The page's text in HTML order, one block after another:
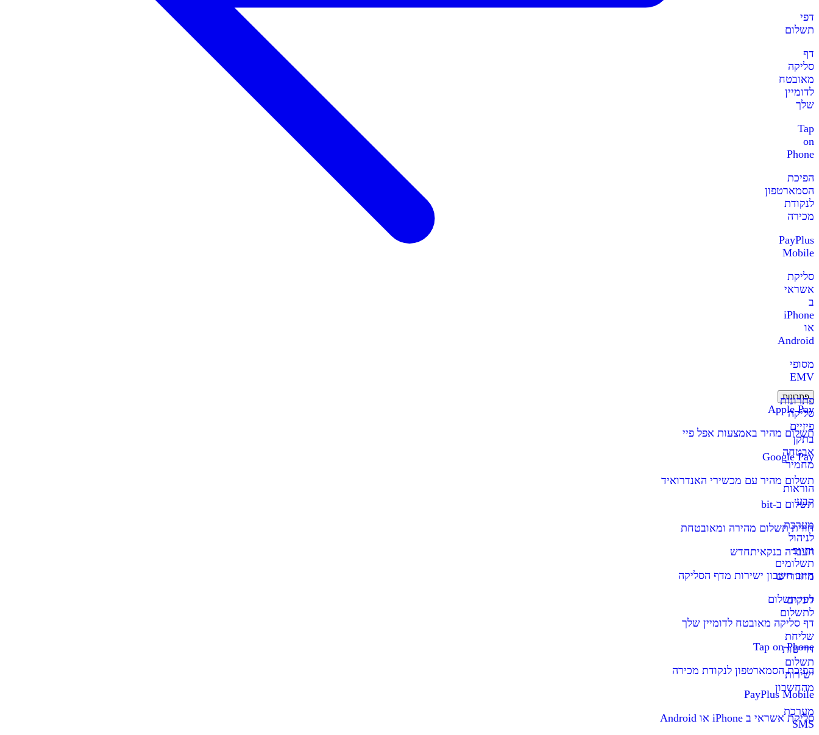
דפי
תשלום
דף
סליקה
מאובטח
לדומיין
שלך
Tap
on
Phone
הפיכת
הסמארטפון
לנקודת
מכירה
PayPlus
Mobile
סליקת
אשראי
ב
iPhone
או
Android
מסופי
EMV
פתרונות
סליקה
פיזיים
בתקן
אבטחה
מחמיר
הוראות
קבע
מערכת
לניהול
וחיוב
תשלומים
מחזוריים
לינקים
לתשלום
שליחת
דרישות
תשלום
ישירות
מהחשבון
מערכת
SMS
פתרונות
Apple Pay
תשלום מהיר באמצעות אפל פיי
Google Pay
תשלום מהיר עם מכשירי האנדרואיד
תשלום ב-bit
חווית תשלום מהירה ומאובטחת
העברה בנקאיתחדש
חיוב חשבון ישירות מדף הסליקה
דפי תשלום
דף סליקה מאובטח לדומיין שלך
Tap on Phone
הפיכת הסמארטפון לנקודת מכירה
PayPlus Mobile
סליקת אשראי ב iPhone או Android